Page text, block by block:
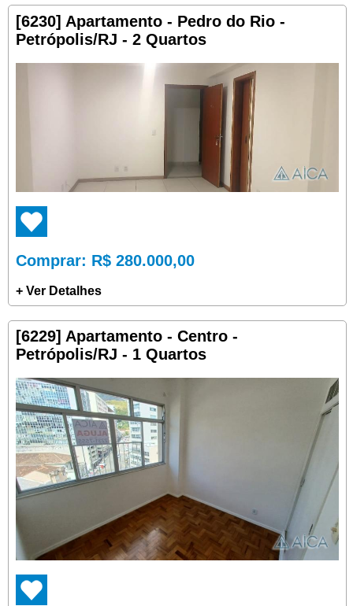
[6230] Apartamento - Pedro do Rio -
Petrópolis/RJ - 2 Quartos
Comprar: R$ 280.000,00
+ Ver Detalhes
[6229] Apartamento - Centro -
Petrópolis/RJ - 1 Quartos